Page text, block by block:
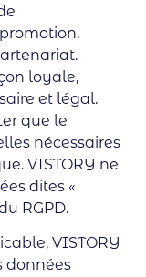
loyale,
et légal.
que le
nécessaires
VISTORY ne
dites «
RGPD.
VISTORY
données